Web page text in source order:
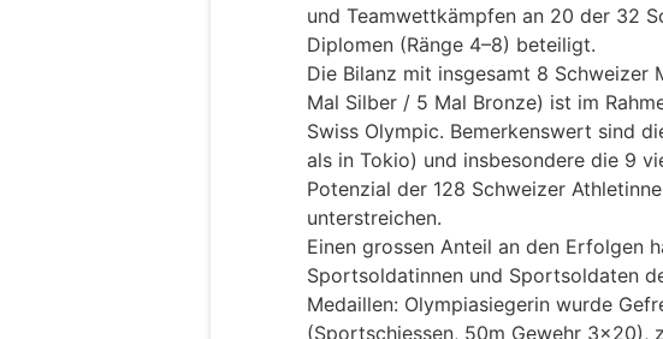
und Teamwettkämpfen an 20 der 32
Diplomen (Ränge 4–8) beteiligt.
Die Bilanz mit insgesamt 8 Schweizer
Mal Silber / 5 Mal Bronze) ist im
Swiss Olympic. Bemerkenswert sind
als in Tokio) und insbesondere die 9
Potenzial der 128 Schweizer
unterstreichen.
Einen grossen Anteil an den Erfolgen
Sportsoldatinnen und Sportsoldaten
Medaillen: Olympiasiegerin wurde
(Sportschiessen, 50m Gewehr 3×20),